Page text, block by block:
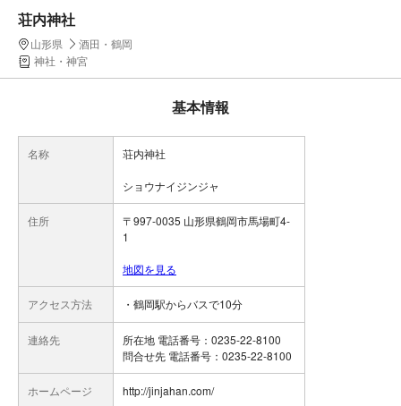
荘内神社
山形県
酒田・鶴岡
神社・神宮
基本情報
名称 荘内神社
ショウナイジンジャ
住所
〒997-0035 山形県鶴岡市馬場町4-
1
地図を見る
アクセス方法 ・鶴岡駅からバスで10分
連絡先
所在地 電話番号：0235-22-8100
問合せ先 電話番号：0235-22-8100
ホームページ http://jinjahan.com/